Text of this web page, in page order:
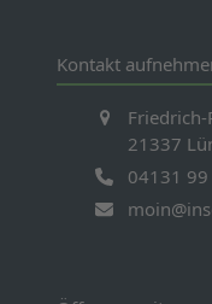
Kontakt
Friedrich-
21337
04131